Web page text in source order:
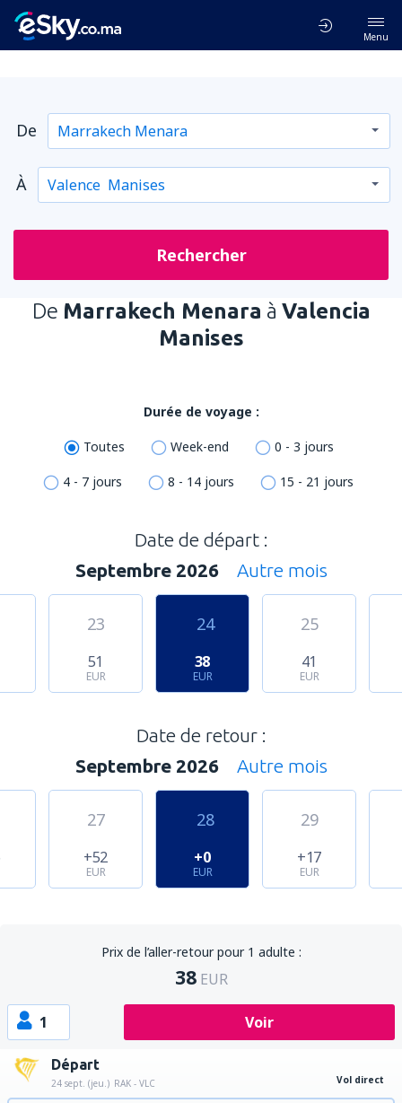
Menu
De
À
Rechercher
De Marrakech Menara à Valencia
Manises
Durée de voyage :
Toutes Week-end 0 - 3 jours
4 - 7 jours 8 - 14 jours 15 - 21 jours
Date de départ :
Septembre 2026
Autre mois
23
51
EUR
24
38
EUR
25
41
EUR
Date de retour :
Septembre 2026
Autre mois
27
+52
EUR
28
+0
EUR
29
+17
EUR
Prix de l’aller-retour pour 1 adulte :
38 EUR
1 Voir
Départ
24 sept. (jeu.) RAK - VLC Vol direct